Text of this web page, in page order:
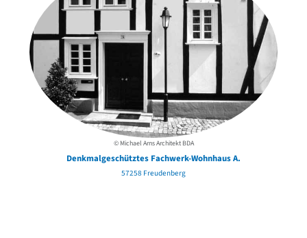
© Michael Arns Architekt BDA
Denkmalgeschütztes Fachwerk-Wohnhaus A.
57258 Freudenberg